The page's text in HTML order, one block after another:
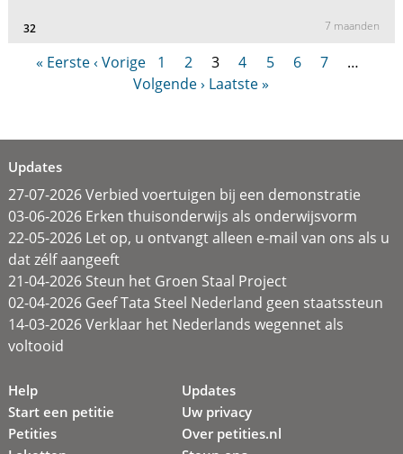
32 7 maanden
« Eerste‹ Vorige 1 2 3 4 5 6 7
…
Volgende › Laatste »
Updates
27-07-2026 Verbied voertuigen bij een demonstratie
03-06-2026 Erken thuisonderwijs als onderwijsvorm
22-05-2026 Let op, u ontvangt alleen e-mail van ons als u
dat zélf aangeeft
21-04-2026 Steun het Groen Staal Project
02-04-2026 Geef Tata Steel Nederland geen staatssteun
14-03-2026 Verklaar het Nederlands wegennet als
voltooid
Help
Start een petitie
Petities
Updates
Uw privacy
Over petities.nl